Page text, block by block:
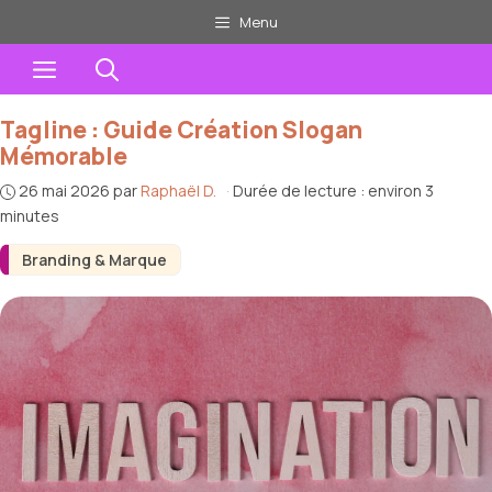
au
contenu
Menu
Menu
Branding & Marque
Tagline : Guide Création Slogan
Mémorable
26 mai 2026 parRaphaël D. · Durée de lecture : environ 3
minutes